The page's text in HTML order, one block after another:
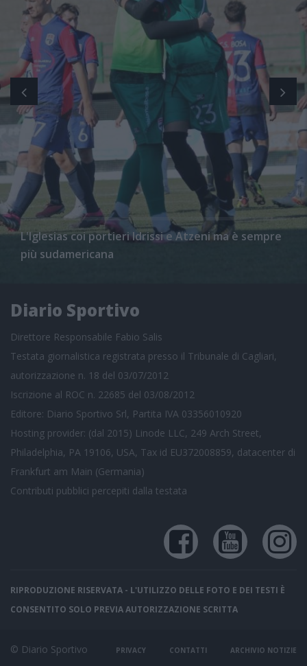
L'Iglesias coi portieri Idrissi e Atzeni ma è sempre
più sudamericana
Diario Sportivo
Direttore Responsabile Fabio Salis
Testata giornalistica registrata presso il Tribunale di Cagliari,
autorizzazione n. 18 del 03/07/2012
Iscrizione al ROC n. 22685 del 03/08/2012
Editore: Diario Sportivo Srl, Partita IVA 03356010920
Hosting provider: (dal 2015) Linode LLC, 249 Arch Street,
Philadelphia, PA 19106, USA, Tax id EU372008859, datacenter di
Frankfurt am Main (Germania)
Contributi pubblici percepiti dalla testata
RIPRODUZIONE RISERVATA - L'UTILIZZO DELLE FOTO E DEI TESTI È
CONSENTITO SOLO PREVIA AUTORIZZAZIONE SCRITTA
© Diario Sportivo PRIVACY CONTATTI ARCHIVIO NOTIZIE